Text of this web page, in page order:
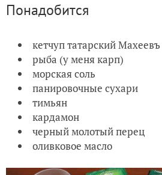
Понадобится
кетчуп татарский Махеевъ
рыба (у меня карп)
морская соль
панировочные сухари
тимьян
кардамон
черный молотый перец
оливковое масло